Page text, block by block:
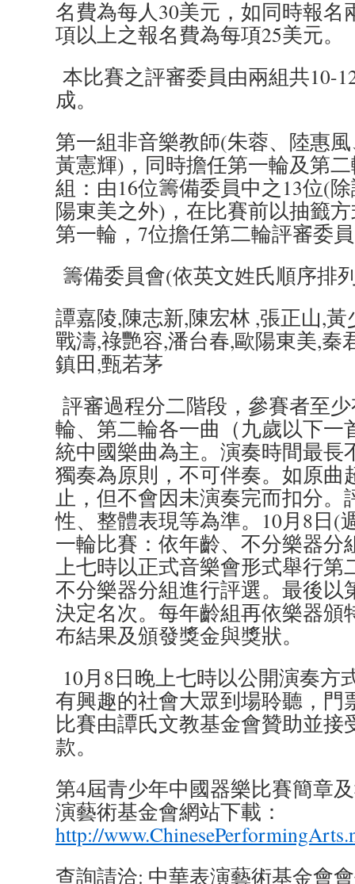
名費為每人30美元，如同時報名
項以上之報名費為每項25美元。
本比賽之評審委員由兩組共10-
成。
第一組非音樂教師(朱蓉、陸惠
黃憲輝)，同時擔任第一輪及第
組：由16位籌備委員中之13位(
陽東美之外)，在比賽前以抽籤
第一輪，7位擔任第二輪評審委
籌備委員會(依英文姓氏順序排
譚嘉陵,陳志新,陳宏林 ,張正山,
戰濤,祿艷容,潘台春,歐陽東美,秦
鎮田,甄若茅
評審過程分二階段，參賽者至
輪、第二輪各一曲（九歲以下一
統中國樂曲為主。演奏時間最長
獨奏為原則，不可伴奏。如原曲
止，但不會因未演奏完而扣分。
性、整體表現等為準。10月8日(
一輪比賽：依年齡、不分樂器分
上七時以正式音樂會形式舉行第
不分樂器分組進行評選。最後以
決定名次。每年齡組再依樂器頒
布結果及頒發獎金與獎狀。
10月8日晚上七時以公開演奏方
有興趣的社會大眾到場聆聽，門
比賽由譚氏文教基金會贊助並接
款。
第4屆青少年中國器樂比賽簡章
演藝術基金會網站下載：
http://
查詢請洽: 中華表演藝術基金會